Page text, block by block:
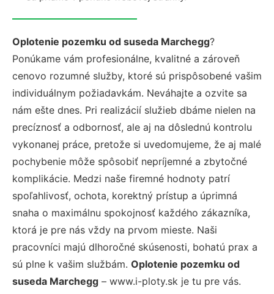
Oplotenie pozemku od suseda Marchegg?
Ponúkame vám profesionálne, kvalitné a zároveň
cenovo rozumné služby, ktoré sú prispôsobené vašim
individuálnym požiadavkám. Neváhajte a ozvite sa
nám ešte dnes. Pri realizácií služieb dbáme nielen na
precíznosť a odbornosť, ale aj na dôslednú kontrolu
vykonanej práce, pretože si uvedomujeme, že aj malé
pochybenie môže spôsobiť nepríjemné a zbytočné
komplikácie. Medzi naše firemné hodnoty patrí
spoľahlivosť, ochota, korektný prístup a úprimná
snaha o maximálnu spokojnosť každého zákazníka,
ktorá je pre nás vždy na prvom mieste. Naši
pracovníci majú dlhoročné skúsenosti, bohatú prax a
sú plne k vašim službám. Oplotenie pozemku od
suseda Marchegg – www.i-ploty.sk je tu pre vás.